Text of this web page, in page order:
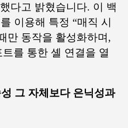
다고 밝혔습니다. 이 백
이용해 특정 “매직 시
만 동작을 활성화하며,
를 통한 셸 연결을 열
그 자체보다 은닉성과